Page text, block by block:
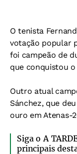
O tenista
votação popular
foi campeão de
que conquistou
Outro atual
Sánchez, que
ouro em Atenas-
Siga o A
principais